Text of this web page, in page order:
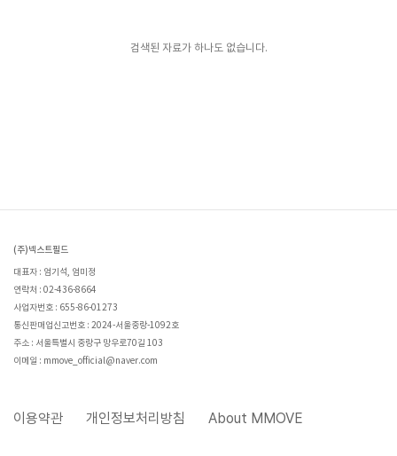
검색된 자료가 하나도 없습니다.
(주)넥스트필드
대표자 : 엄기석, 엄미정
연락처 : 02-436-8664
사업자번호 : 655-86-01273
통신판매업신고번호 : 2024-서울중랑-1092호
주소 : 서울특별시 중랑구 망우로70길 103
이메일 : mmove_official@naver.com
이용약관 개인정보처리방침 About MMOVE